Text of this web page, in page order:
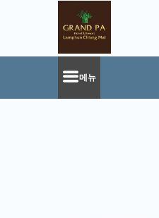
메뉴